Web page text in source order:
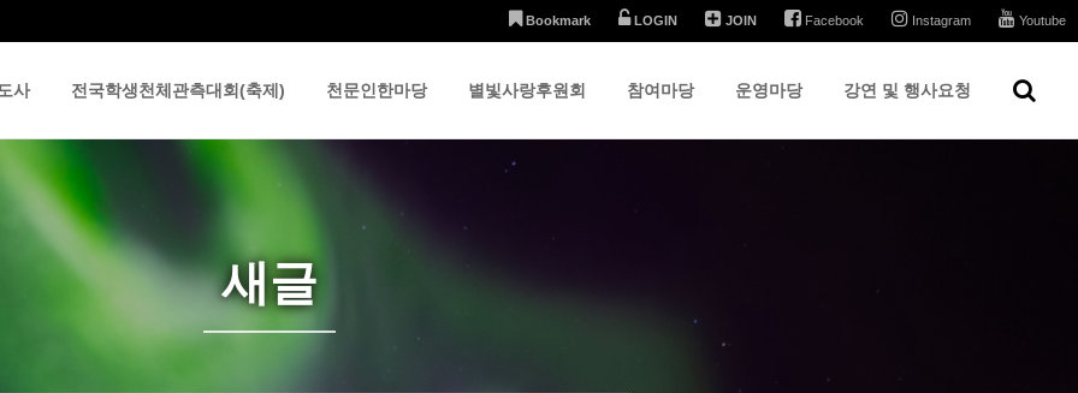
Bookmark LOGIN JOIN Facebook Instagram Youtube
사 전국학생천체관측대회(축제) 천문인한마당 별빛사랑후원회 참여마당 운영마당 강연 및 행사요청
새글